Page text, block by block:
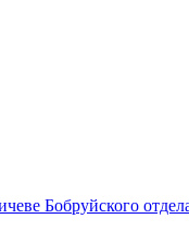
Бобруйского